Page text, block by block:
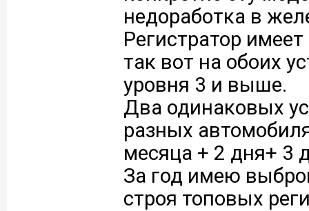
недоработка в
Регистратор
так вот на обоих
уровня 3 и выше.
Два одинаковых
разных
месяца + 2 дня+ 3
За год имею
строя топовых